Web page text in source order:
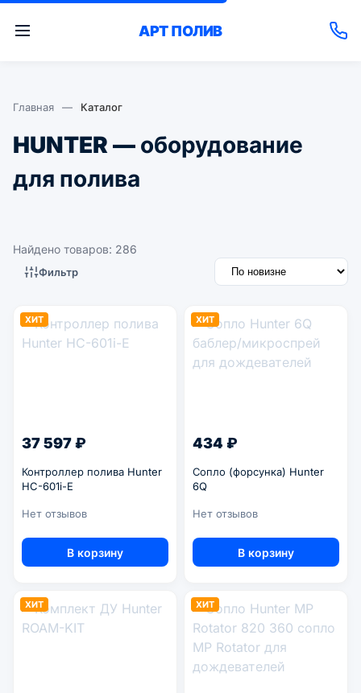
АРТ ПОЛИВ
Главная — Каталог
HUNTER — оборудование
для полива
Найдено товаров: 286
Фильтр
ХИТ
37 597 ₽
Контроллер полива Hunter
HC-601i-E
Нет отзывов
В корзину
ХИТ
434 ₽
Сопло (форсунка) Hunter
6Q
Нет отзывов
В корзину
ХИТ ХИТ